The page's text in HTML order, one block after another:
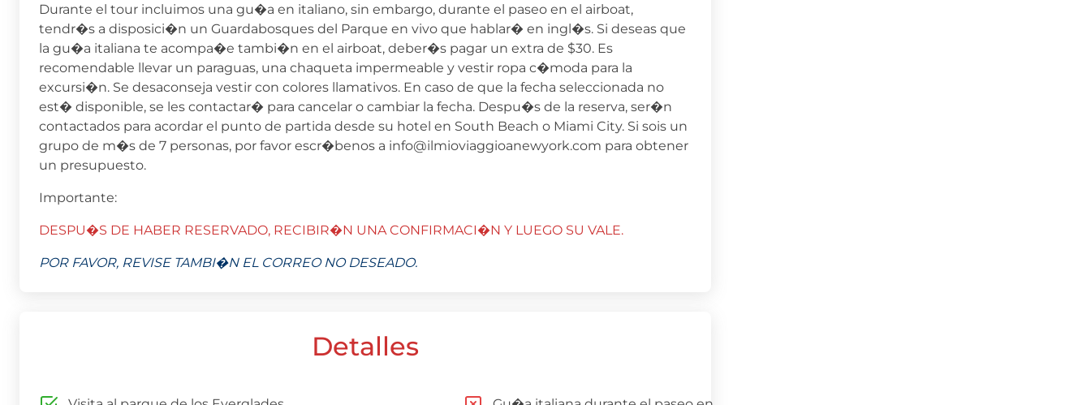
Durante el tour incluimos una gu�a en italiano, sin embargo, durante el paseo en el airboat,
tendr�s a disposici�n un Guardabosques del Parque en vivo que hablar� en ingl�s. Si deseas que
la gu�a italiana te acompa�e tambi�n en el airboat, deber�s pagar un extra de $30. Es
recomendable llevar un paraguas, una chaqueta impermeable y vestir ropa c�moda para la
excursi�n. Se desaconseja vestir con colores llamativos. En caso de que la fecha seleccionada no
est� disponible, se les contactar� para cancelar o cambiar la fecha. Despu�s de la reserva, ser�n
contactados para acordar el punto de partida desde su hotel en South Beach o Miami City. Si sois un
grupo de m�s de 7 personas, por favor escr�benos a info@ilmioviaggioanewyork.com para obtener
un presupuesto.
Importante:
DESPU�S DE HABER RESERVADO, RECIBIR�N UNA CONFIRMACI�N Y LUEGO SU VALE.
POR FAVOR, REVISE TAMBI�N EL CORREO NO DESEADO.
Detalles